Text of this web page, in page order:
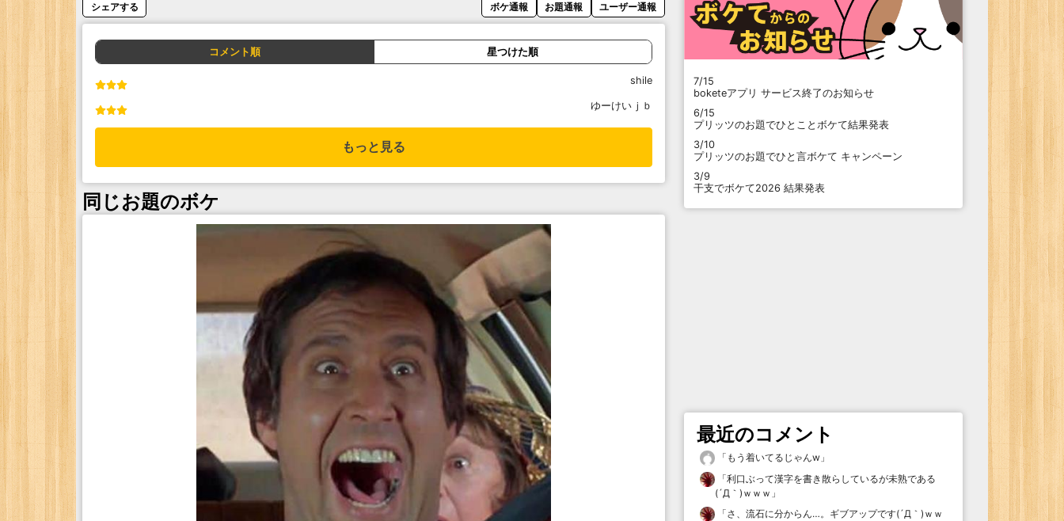
シェアする ボケ通報 お題通報 ユーザー通報
コメント順 星つけた順
shile
ゆーけいｊｂ
もっと見る
同じお題のボケ
7/15
boketeアプリ サービス終了のお知らせ
6/15
プリッツのお題でひとことボケて結果発表
3/10
プリッツのお題でひと言ボケて キャンペーン
3/9
干支でボケて2026 結果発表
最近のコメント
「 もう着いてるじゃんw 」
「利口ぶって漢字を書き散らしているが未熟である
(´Д｀)ｗｗｗ 」
「さ、流石に分からん…。ギブアップです(´Д｀)ｗｗ